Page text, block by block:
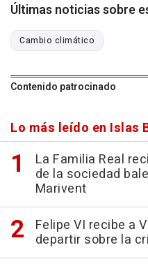
Últimas noticias sobre
Cambio climático
Contenido patrocinado
Lo más leído en Islas
La Familia Real
de la sociedad
Marivent
Felipe VI recibe a
departir sobre la